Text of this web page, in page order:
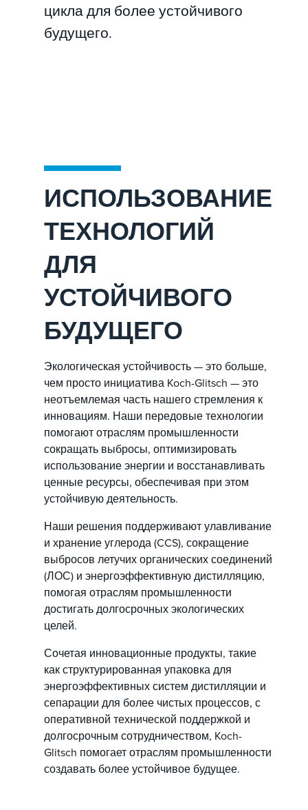
цикла для более устойчивого
будущего.
ИСПОЛЬЗОВАНИЕ
ТЕХНОЛОГИЙ
ДЛЯ
УСТОЙЧИВОГО
БУДУЩЕГО
Экологическая устойчивость — это больше,
чем просто инициатива Koch-Glitsch — это
неотъемлемая часть нашего стремления к
инновациям. Наши передовые технологии
помогают отраслям промышленности
сокращать выбросы, оптимизировать
использование энергии и восстанавливать
ценные ресурсы, обеспечивая при этом
устойчивую деятельность.
Наши решения поддерживают улавливание
и хранение углерода (CCS), сокращение
выбросов летучих органических соединений
(ЛОС) и энергоэффективную дистилляцию,
помогая отраслям промышленности
достигать долгосрочных экологических
целей.
Сочетая инновационные продукты, такие
как структурированная упаковка для
энергоэффективных систем дистилляции и
сепарации для более чистых процессов, с
оперативной технической поддержкой и
долгосрочным сотрудничеством, Koch-
Glitsch помогает отраслям промышленности
создавать более устойчивое будущее.